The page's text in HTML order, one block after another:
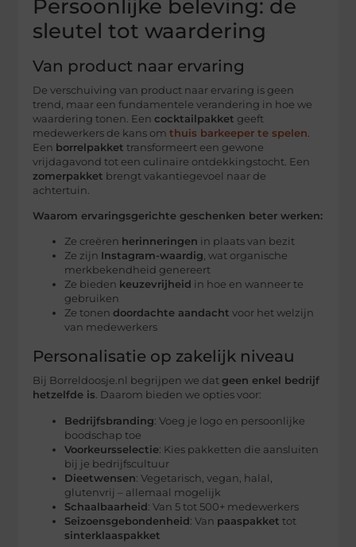
Persoonlijke beleving: de
sleutel tot waardering
Van product naar ervaring
De verschuiving van product naar ervaring is geen
trend, maar een fundamentele verandering in hoe we
waardering tonen. Eencocktailpakket geeft
medewerkers de kans omthuis barkeeper te spelen
Een borrelpakket transformeert een gewone
vrijdagavond tot een culinaire ontdekkingstocht. Een
zomerpakket brengt vakantiegevoel naar de
achtertuin.
Waarom ervaringsgerichte geschenken beter werken:
Ze creëren herinneringen in plaats van bezit
Ze zijn Instagram-waardig, wat organische
merkbekendheid genereert
Ze bieden keuzevrijheid in hoe en wanneer te
gebruiken
Ze tonendoordachte aandacht voor het welzijn
van medewerkers
Personalisatie op zakelijk niveau
Bij Borreldoosje.nl begrijpen we datgeen enkel bedrijf
hetzelfde is. Daarom bieden we opties voor:
Bedrijfsbranding: Voeg je logo en persoonlijke
boodschap toe
Voorkeursselectie: Kies pakketten die aansluiten
bij je bedrijfscultuur
Dieetwensen: Vegetarisch, vegan, halal,
glutenvrij – allemaal mogelijk
Schaalbaarheid : Van 5 tot 500+ medewerkers
Seizoensgebondenheid : Van paaspakket tot
sinterklaaspakket